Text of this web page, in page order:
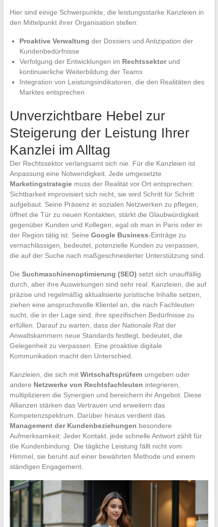
Hier sind einige Schwerpunkte, die leistungsstarke Kanzleien in
den Mittelpunkt ihrer Organisation stellen:
Proaktive Verwaltung der Dossiers und Antizipation der
Kundenbedürfnisse
Verfolgung der Entwicklungen im Rechtssektorund
kontinuierliche Weiterbildung der Teams
Integration von Leistungsindikatoren, die den Realitäten des
Marktes entsprechen
Unverzichtbare Hebel zur
Steigerung der Leistung Ihrer
Kanzlei im Alltag
Der Rechtssektor verlangsamt sich nie. Für die Kanzleien ist
Anpassung eine Notwendigkeit. Jede umgesetzte
Marketingstrategiemuss der Realität vor Ort entsprechen:
Sichtbarkeit improvisiert sich nicht, sie wird Schritt für Schritt
aufgebaut. Seine Präsenz in sozialen Netzwerken zu pflegen,
öffnet die Tür zu neuen Kontakten, stärkt die Glaubwürdigkeit
gegenüber Kunden und Kollegen, egal ob man in Paris oder in
der Region tätig ist. Seine Google Business-Einträge zu
vernachlässigen, bedeutet, potenzielle Kunden zu verpassen,
die auf der Suche nach maßgeschneiderter Unterstützung sind.
Die Suchmaschinenoptimierung (SEO) setzt sich unauffällig
durch, aber ihre Auswirkungen sind sehr real. Kanzleien, die auf
präzise und regelmäßig aktualisierte juristische Inhalte setzen,
ziehen eine anspruchsvolle Klientel an, die nach Fachleuten
sucht, die in der Lage sind, ihre spezifischen Bedürfnisse zu
erfüllen. Darauf zu warten, dass der Nationale Rat der
Anwaltskammern neue Standards festlegt, bedeutet, die
Gelegenheit zu verpassen. Eine proaktive digitale
Kommunikation macht den Unterschied.
Kanzleien, die sich mit Wirtschaftsprüfern umgeben oder
andere Netzwerke von Rechtsfachleuten integrieren,
multiplizieren die Synergien und bereichern ihr Angebot. Diese
Allianzen stärken das Vertrauen und erweitern das
Kompetenzspektrum. Darüber hinaus verdient das
Management der Kundenbeziehungen besondere
Aufmerksamkeit: Jeder Kontakt, jede schnelle Antwort zählt für
die Kundenbindung. Die tägliche Leistung fällt nicht vom
Himmel, sie beruht auf einer bewährten Methode und einem
ständigen Engagement.